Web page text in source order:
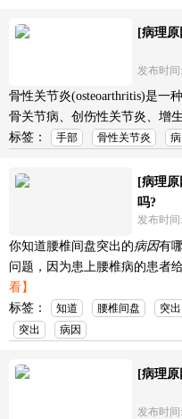
[病理
发布时间
骨性关节炎(osteoarthritis)是一
骨关节病、创伤性关节炎、增
标签：
手部 骨性关节炎
[病理
吗?
发布时间
你知道腰椎间盘突出的病因有
问题，因为患上腰椎病的患者
看】
标签：
知道 腰椎间盘 突出
突出
病因
[病理
发布时间